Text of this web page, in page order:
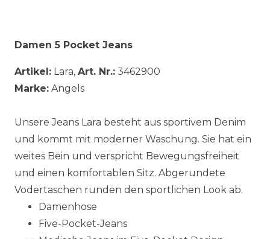
Damen 5 Pocket Jeans
Artikel: Lara, Art. Nr.: 3462900
Marke: Angels
Unsere Jeans Lara besteht aus sportivem Denim
und kommt mit moderner Waschung. Sie hat ein
weites Bein und verspricht Bewegungsfreiheit
und einen komfortablen Sitz. Abgerundete
Vodertaschen runden den sportlichen Look ab.
Damenhose
Five-Pocket-Jeans